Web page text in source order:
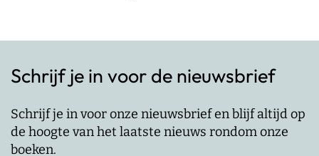
Schrijf je in voor de nieuwsbrief
Schrijf je in voor onze nieuwsbrief en blijf altijd op
de hoogte van het laatste nieuws rondom onze
boeken.